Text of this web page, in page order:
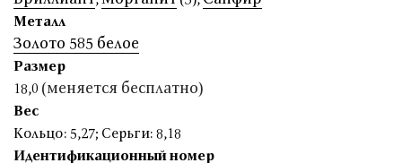
Металл
Золото 585 белое
Размер
18,0 (меняется бесплатно)
Вес
Кольцо: 5,27; Серьги: 8,18
Идентификационный номер